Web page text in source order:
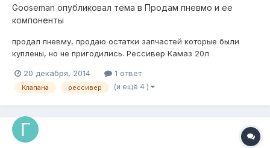
Gooseman опубликовал тема в Продам пневмо и ее
компоненты
продал пневму, продаю остатки запчастей которые были
куплены, но не пригодились. Рессивер Камаз 20л
б\у, чистые , рабочие) -1 шт 400 руб 4шт-1500. датчик
клиренса (новый с колодкой) -1200 руб вольтметр цифровой
20 декабря, 2014 1 ответ
Клапана рессивер (и ещё 4 )